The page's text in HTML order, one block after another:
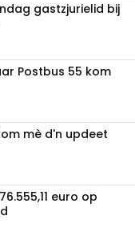
gastzjurielid bij
Postbus 55 kom
mè d'n updeet
euro op